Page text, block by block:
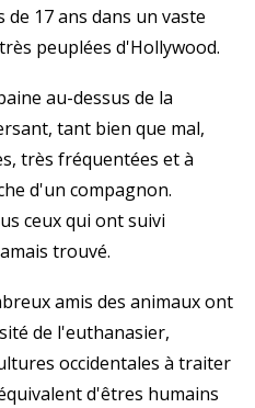
17 ans dans un vaste
peuplées d'Hollywood.
au-dessus de la
tant bien que mal,
très fréquentées et à
d'un compagnon.
ceux qui ont suivi
trouvé.
amis des animaux ont
de l'euthanasier,
occidentales à traiter
d'êtres humains